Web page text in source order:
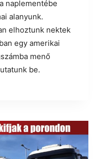
naplementébe
alanyunk.
elhoztunk nektek
egy amerikai
menő
be.